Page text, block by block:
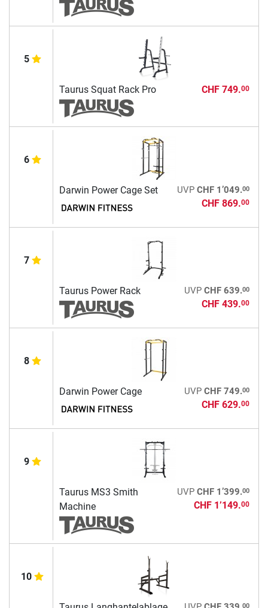
5
Taurus Squat Rack Pro CHF 749.00
6
Darwin Power Cage Set UVP CHF 1’049.00
CHF 869.00
7
Taurus Power Rack UVP CHF 639.00
CHF 439.00
8
Darwin Power Cage UVP CHF 749.00
CHF 629.00
9
Taurus MS3 Smith
Machine
UVP CHF 1’399.00
CHF 1’149.00
10
00